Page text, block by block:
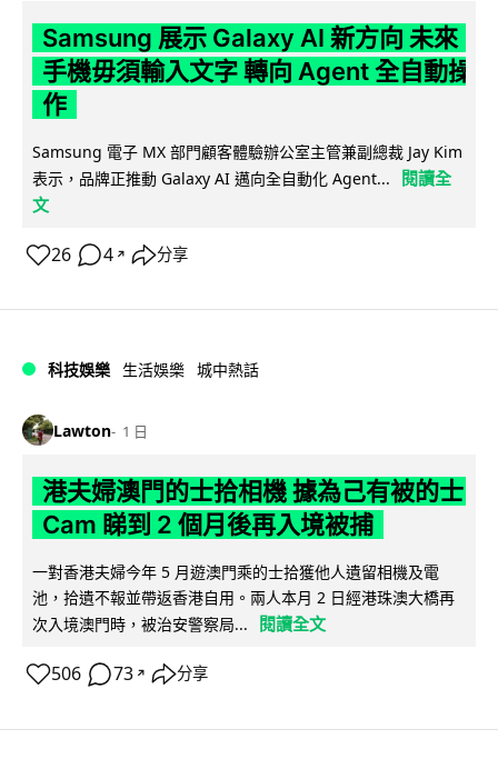
Samsung 展示 Galaxy AI 新方向 未來
手機毋須輸入文字 轉向 Agent 全自動操
作
Samsung 電子 MX 部門顧客體驗辦公室主管兼副總裁 Jay Kim
表示，品牌正推動 Galaxy AI 邁向全自動化 Agent...
閱讀全
文
26 4 ↗ 分享
科技娛樂 生活娛樂 城中熱話
Lawton 1 日
港夫婦澳門的士拾相機 據為己有被的士
Cam 睇到 2 個月後再入境被捕
一對香港夫婦今年 5 月遊澳門乘的士拾獲他人遺留相機及電
池，拾遺不報並帶返香港自用。兩人本月 2 日經港珠澳大橋再
次入境澳門時，被治安警察局...
閱讀全文
506 73 ↗ 分享